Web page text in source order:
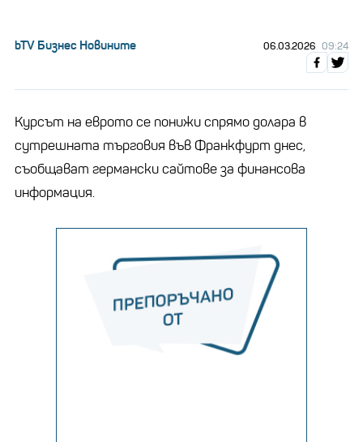
bTV Бизнес Новините 06.03.2026 09:24
Курсът на еврото се понижи спрямо долара в
сутрешната търговия във Франкфурт днес,
съобщават германски сайтове за финансова
информация.